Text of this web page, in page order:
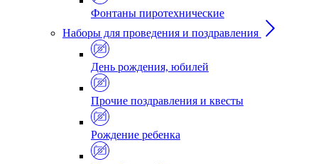
Фонтаны пиротехнические
Наборы для проведения и поздравления
День рождения, юбилей
Прочие поздравления и квесты
Рождение ребенка